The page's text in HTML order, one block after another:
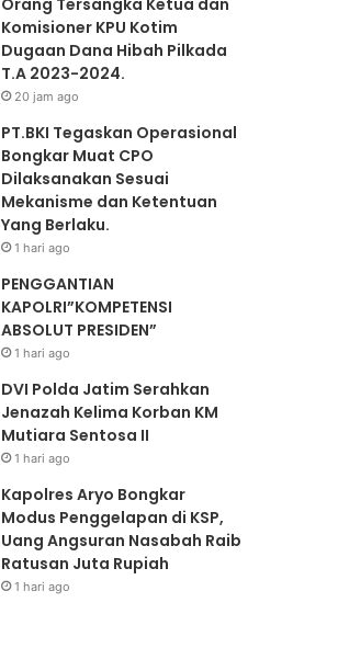
Orang Tersangka Ketua dan
Komisioner KPU Kotim
Dugaan Dana Hibah Pilkada
T.A 2023-2024.
20 jam ago
PT.BKI Tegaskan Operasional
Bongkar Muat CPO
Dilaksanakan Sesuai
Mekanisme dan Ketentuan
Yang Berlaku.
1 hari ago
PENGGANTIAN
KAPOLRI”KOMPETENSI
ABSOLUT PRESIDEN”
1 hari ago
DVI Polda Jatim Serahkan
Jenazah Kelima Korban KM
Mutiara Sentosa II
1 hari ago
Kapolres Aryo Bongkar
Modus Penggelapan di KSP,
Uang Angsuran Nasabah Raib
Ratusan Juta Rupiah
1 hari ago